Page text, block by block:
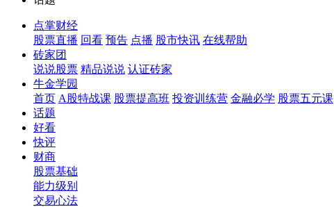
点掌财经
股票直播 回看 预告 点播 股市快讯 在线帮助
砖家团
说说股票 精品说说 认证砖家
牛金学园
首页 A股特战课 股票提高班 投资训练营 金融必学 股票五元课
话题
好看
快评
财商
股票基础
能力级别
交易心法